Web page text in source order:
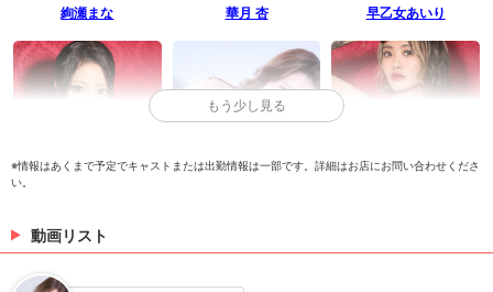
絢瀬まな 華月 杏 早乙女あいり
もう少し見る
※情報はあくまで予定でキャストまたは出勤情報は一部です。詳細はお店にお問い合わせくださ
い。
動画リスト